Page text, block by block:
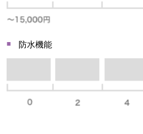
防水機能